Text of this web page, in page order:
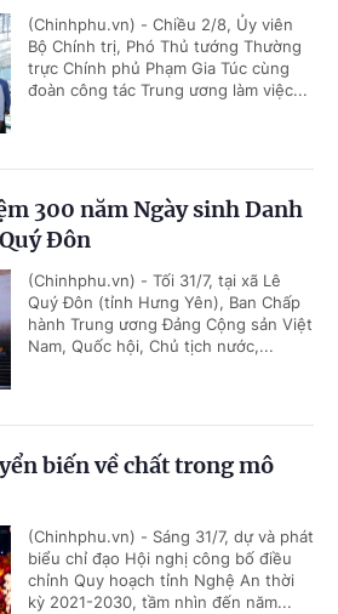
(Chinhphu.vn) - Chiều 2/8, Ủy viên
Bộ Chính trị, Phó Thủ tướng Thường
trực Chính phủ Phạm Gia Túc cùng
đoàn công tác Trung ương làm việc...
300 năm Ngày sinh Danh
Đôn
(Chinhphu.vn) - Tối 31/7, tại xã Lê
Quý Đôn (tỉnh Hưng Yên), Ban Chấp
hành Trung ương Đảng Cộng sản Việt
Nam, Quốc hội, Chủ tịch nước,...
biến về chất trong mô
(Chinhphu.vn) - Sáng 31/7, dự và phát
biểu chỉ đạo Hội nghị công bố điều
chỉnh Quy hoạch tỉnh Nghệ An thời
kỳ 2021-2030, tầm nhìn đến năm...